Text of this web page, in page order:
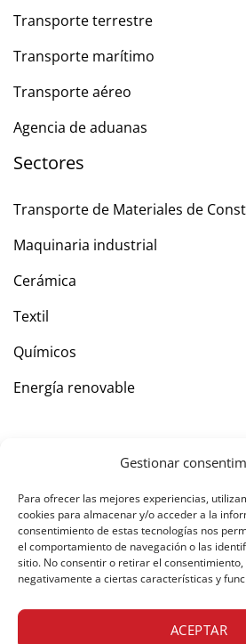
Gestionar
Para ofrecer las mejores experiencias,
cookies para almacenar y/o acceder a la
consentimiento de estas tecnologías nos
el comportamiento de navegación o las
sitio. No consentir o retirar el
negativamente a ciertas características y
ACEPTAR
Transporte terrestre
Transporte marítimo
Transporte aéreo
Agencia de aduanas
Sectores
Transporte de Materiales de
Maquinaria industrial
Cerámica
Textil
Químicos
Energía renovable
Contacto
Área privada